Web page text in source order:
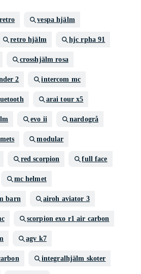
vespa hjälm
retro hjälm hjc rpha 91
crosshjälm rosa
2 intercom mc
arai tour x5
evo ii nardogrå
modular
red scorpion full face
mc helmet
barn airoh aviator 3
scorpion exo r1 air carbon
agv k7
integralhjälm skoter